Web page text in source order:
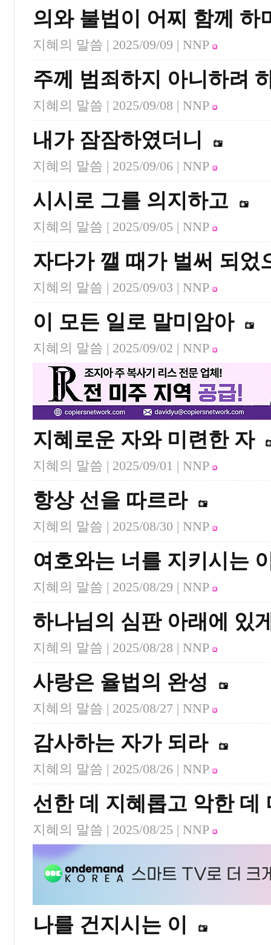
의와 불법이 어찌 함께 하
지혜의 말씀 | 2025/09/09 | NNP
주께 범죄하지 아니하려
지혜의 말씀 | 2025/09/08 | NNP
내가 잠잠하였더니
지혜의 말씀 | 2025/09/06 | NNP
시시로 그를 의지하고
지혜의 말씀 | 2025/09/05 | NNP
자다가 깰 때가 벌써 되었
지혜의 말씀 | 2025/09/03 | NNP
이 모든 일로 말미암아
지혜의 말씀 | 2025/09/02 | NNP
지혜로운 자와 미련한 자
지혜의 말씀 | 2025/09/01 | NNP
항상 선을 따르라
지혜의 말씀 | 2025/08/30 | NNP
여호와는 너를 지키시는
지혜의 말씀 | 2025/08/29 | NNP
하나님의 심판 아래에 있
지혜의 말씀 | 2025/08/28 | NNP
사랑은 율법의 완성
지혜의 말씀 | 2025/08/27 | NNP
감사하는 자가 되라
지혜의 말씀 | 2025/08/26 | NNP
선한 데 지혜롭고 악한 데
지혜의 말씀 | 2025/08/25 | NNP
나를 건지시는 이